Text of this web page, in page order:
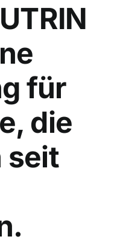
für
die
seit